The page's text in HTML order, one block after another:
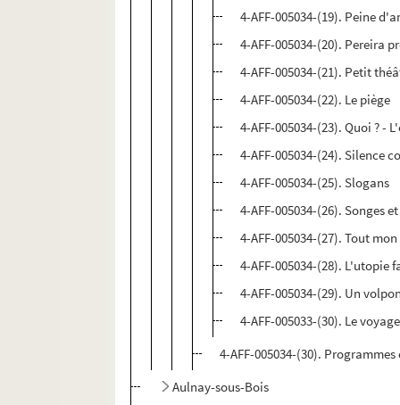
4-AFF-005034-(19). Peine
4-AFF-005034-(20). Pereira
4-AFF-005034-(21). Petit
4-AFF-005034-(22). Le piège
4-AFF-005034-(23). Quoi ? -
4-AFF-005034-(24). Silence
4-AFF-005034-(25). Slogans
4-AFF-005034-(26). Songes
4-AFF-005034-(27). Tout
4-AFF-005034-(28). L'utopie
4-AFF-005034-(29). Un
4-AFF-005033-(30). Le
4-AFF-005034-(30).
Aulnay-sous-Bois